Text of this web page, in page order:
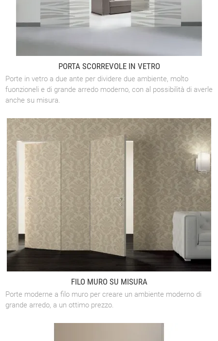
PORTA SCORREVOLE IN VETRO
Porte in vetro a due ante per dividere due ambiente, molto
fuonzioneli e di grande arredo moderno, con al possibilità di averle
anche su misura.
FILO MURO SU MISURA
Porte moderne a filo muro per creare un ambiente moderno di
grande arredo, a un ottimo prezzo.